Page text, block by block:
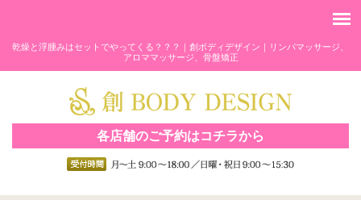
乾燥と浮腫みはセットでやってくる？？？｜創ボディデザイン｜リンパマッサージ、
アロママッサージ、骨盤矯正
各店舗のご予約はコチラから